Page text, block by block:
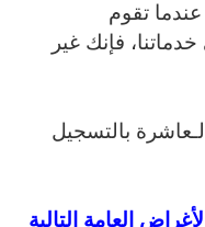
تقوم
فإنك غير
بالتسجيل
العامة التالية